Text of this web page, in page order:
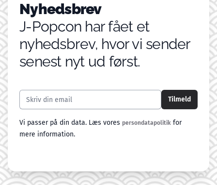
Nyhedsbrev
J-Popcon har fået et
nyhedsbrev, hvor vi sender
senest nyt ud først.
Email addresse
Tilmeld
Vi passer på din data. Læs vores persondatapolitik for
mere information.